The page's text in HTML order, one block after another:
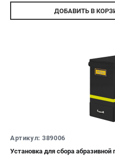
Гарантия Stalex
Политика обработки
Бонусная программа
Как нас найти
ДОБАВИТЬ В
Артикул: 389006
Установка для сбора абразивной